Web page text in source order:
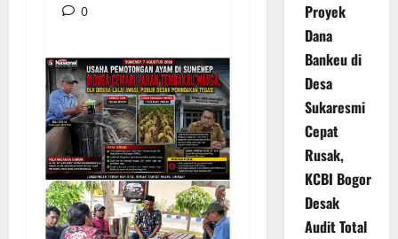
0
Proyek
Dana
Bankeu di
Desa
Sukaresmi
Cepat
Rusak,
KCBI Bogor
Desak
Audit Total